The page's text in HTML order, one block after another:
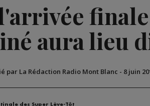
aura lieu
par La Rédaction Radio Mont Blanc - 8 juin
des Super Lève-Tôt